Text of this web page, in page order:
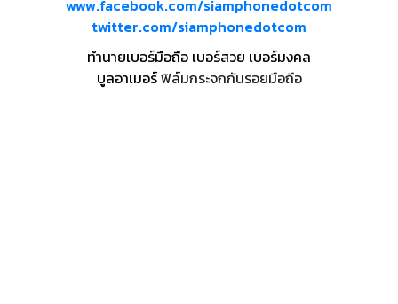
www.facebook.com/siamphonedotcom
twitter.com/siamphonedotcom
ทำนายเบอร์มือถือ เบอร์สวย เบอร์มงคล
บูลอาเมอร์ฟิล์มกระจกกันรอยมือถือ